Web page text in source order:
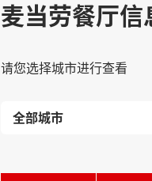
麦当劳餐厅信
请您选择城市进行查看